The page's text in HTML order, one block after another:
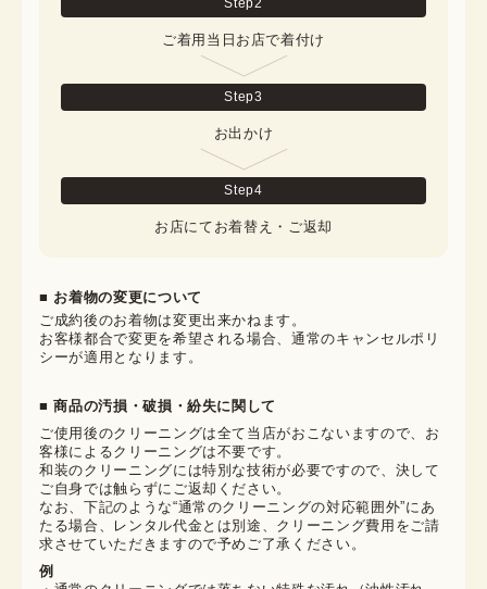
Step2
ご着用当日お店で着付け
Step3
お出かけ
Step4
お店にてお着替え・ご返却
■ お着物の変更について
ご成約後のお着物は変更出来かねます。
お客様都合で変更を希望される場合、通常のキャンセルポリ
シーが適用となります。
■ 商品の汚損・破損・紛失に関して
ご使用後のクリーニングは全て当店がおこないますので、お
客様によるクリーニングは不要です。
和装のクリーニングには特別な技術が必要ですので、決して
ご自身では触らずにご返却ください。
なお、下記のような“通常のクリーニングの対応範囲外”にあ
たる場合、レンタル代金とは別途、クリーニング費用をご請
求させていただきますので予めご了承ください。
例